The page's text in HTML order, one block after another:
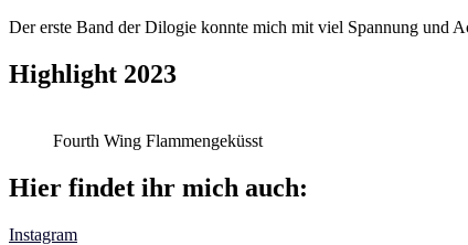
Der erste Band der Dilogie konnte mich mit viel Spannung und
Highlight 2023
Fourth Wing Flammengeküsst
Hier findet ihr mich auch:
Instagram